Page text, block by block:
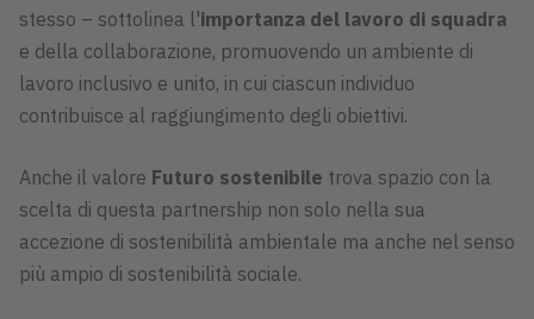
stesso – sottolinea l'importanza del lavoro di squadra
e della collaborazione, promuovendo un ambiente di
lavoro inclusivo e unito, in cui ciascun individuo
contribuisce al raggiungimento degli obiettivi.
Anche il valore Futuro sostenibile trova spazio con la
scelta di questa partnership non solo nella sua
accezione di sostenibilità ambientale ma anche nel senso
più ampio di sostenibilità sociale.